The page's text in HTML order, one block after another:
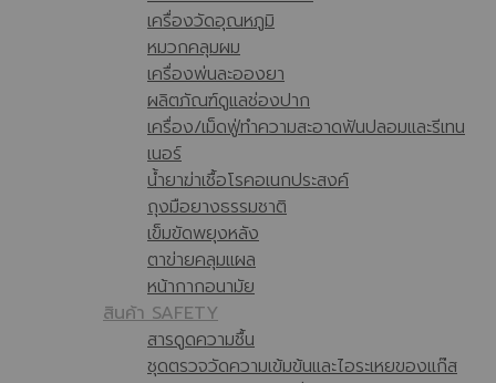
เครื่องวัดอุณหภูมิ
หมวกคลุมผม
เครื่องพ่นละอองยา
ผลิตภัณฑ์ดูแลช่องปาก
เครื่อง/เม็ดฟู่ทำความสะอาดฟันปลอมและรีเทน
เนอร์
น้ำยาฆ่าเชื้อโรคอเนกประสงค์
ถุงมือยางธรรมชาติ
เข็มขัดพยุงหลัง
ตาข่ายคลุมแผล
หน้ากากอนามัย
สินค้า SAFETY
สารดูดความชื้น
ชุดตรวจวัดความเข้มข้นและไอระเหยของแก๊ส